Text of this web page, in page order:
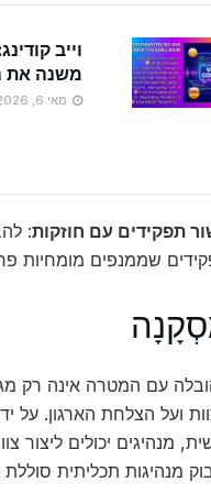
משנה את
מאי 6, 2026
תפקידים עם חוזקות:
שממנפים מומחיות
עם המטרה אינה רק
ועל הצלחת הארגון. על
מנהיגים יכולים ליצור
מנהיגות תכליתית